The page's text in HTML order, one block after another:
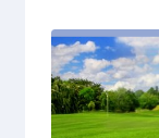
COMPANY